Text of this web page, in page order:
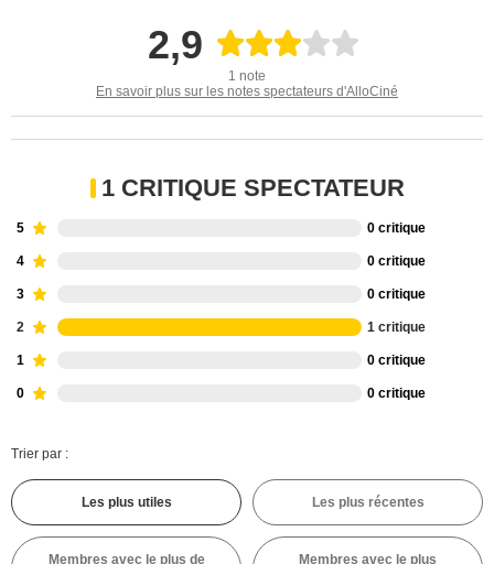
2,9
1 note
En savoir plus sur les notes spectateurs d'AlloCiné
1 CRITIQUE SPECTATEUR
5 0 critique
4 0 critique
3 0 critique
2 1 critique
1 0 critique
0 0 critique
Trier par :
Les plus utiles Les plus récentes
Membres avec le plus de
Membres avec le plus